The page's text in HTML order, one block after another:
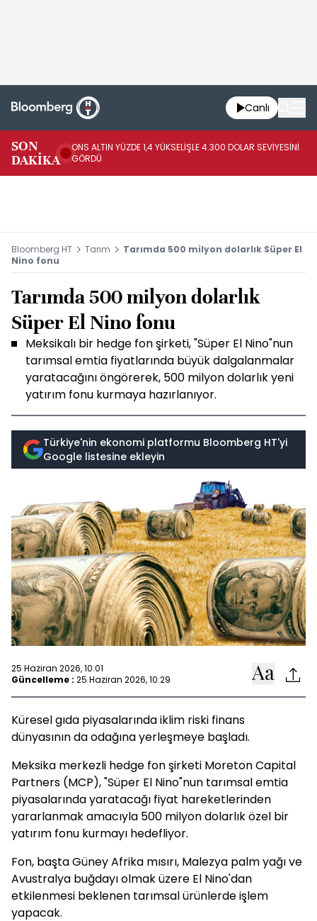
Canlı
SON
DAKİKA
ONS ALTIN YÜZDE 1,4 YÜKSELİŞLE 4.300 DOLAR SEVİYESİNİ
GÖRDÜ
Bloomberg HT Tarım
Tarımda 500 milyon dolarlık Süper El
Nino fonu
Tarımda 500 milyon dolarlık
Süper El Nino fonu
Meksikalı bir hedge fon şirketi, "Süper El Nino"nun
tarımsal emtia fiyatlarında büyük dalgalanmalar
yaratacağını öngörerek, 500 milyon dolarlık yeni
yatırım fonu kurmaya hazırlanıyor.
Türkiye'nin ekonomi platformu Bloomberg HT'yi
Google listesine ekleyin
25 Haziran 2026, 10:01
Güncelleme : 25 Haziran 2026, 10:29
Küresel gıda piyasalarında iklim riski finans
dünyasının da odağına yerleşmeye başladı.
Meksika merkezli hedge fon şirketi Moreton Capital
Partners (MCP), "Süper El Nino"nun tarımsal emtia
piyasalarında yaratacağı fiyat hareketlerinden
yararlanmak amacıyla 500 milyon dolarlık özel bir
yatırım fonu kurmayı hedefliyor.
Fon, başta Güney Afrika mısırı, Malezya palm yağı ve
Avustralya buğdayı olmak üzere El Nino'dan
etkilenmesi beklenen tarımsal ürünlerde işlem
yapacak.